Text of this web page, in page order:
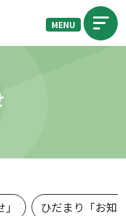
MENU
ひだまり「お知